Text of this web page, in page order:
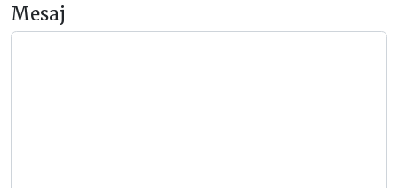
Mesaj